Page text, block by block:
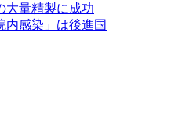
大量精製に成功
内感染」は後進国